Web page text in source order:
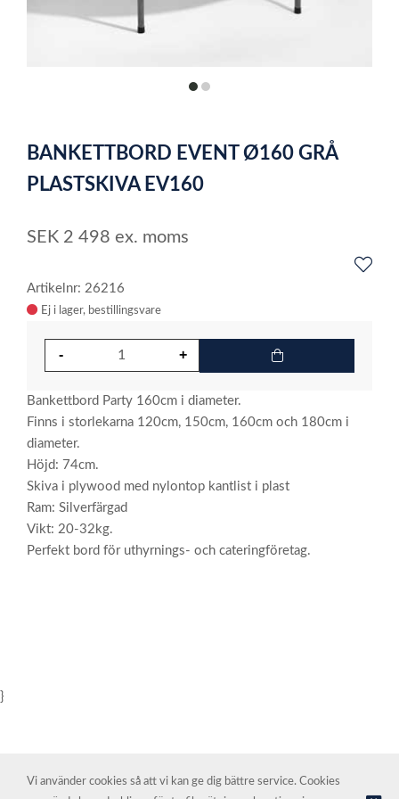
itemitem
of
2
BANKETTBORD EVENT Ø160 GRÅ
PLASTSKIVA EV160
SEK 2 498 ex. moms
Artikelnr: 26216
Ej i lager
Bankettbord Party 160cm i diameter.
Finns i storlekarna 120cm, 150cm, 160cm och 180cm i
diameter.
Höjd: 74cm.
Skiva i plywood med nylontop kantlist i plast
Ram: Silverfärgad
Vikt: 20-32kg.
Perfekt bord för uthyrnings- och cateringföretag.
}
Vi använder cookies så att vi kan ge dig bättre service. Cookies